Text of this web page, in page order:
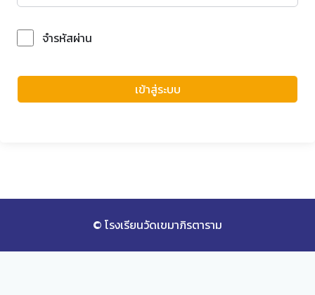
จำรหัสผ่าน
เข้าสู่ระบบ
© โรงเรียนวัดเขมาภิรตาราม